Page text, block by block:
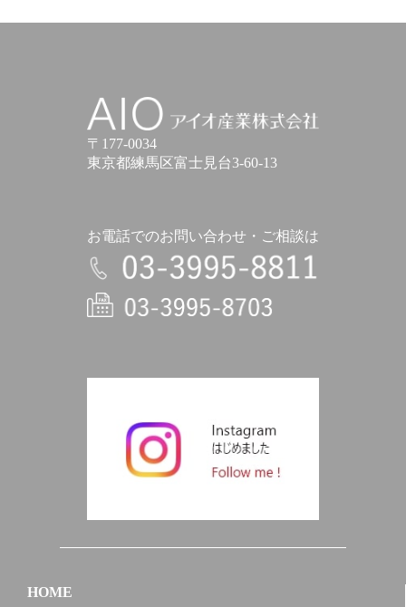
アイオ産業株式会社
〒177-0034
東京都練馬区富士見台3-60-13
お電話でのお問い合わせ・ご相談は
電話
HOME